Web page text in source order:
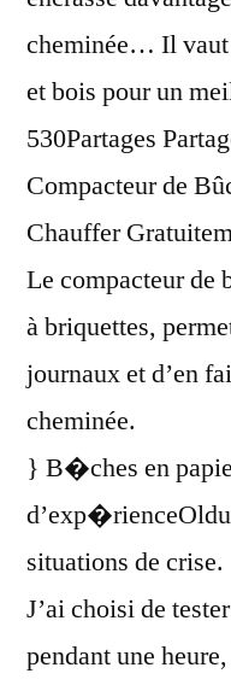
cheminée… Il vaut
et bois pour un
530Partages
Compacteur de
Chauffer
Le compacteur de
à briquettes,
journaux et d’en
cheminée.
} B�ches en
situations de crise.
J’ai choisi de
pendant une